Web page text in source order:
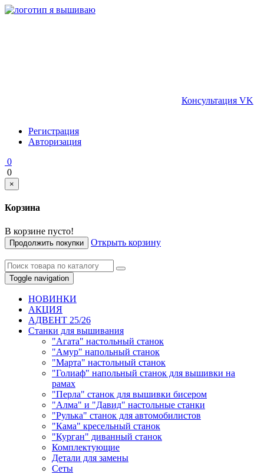
Консультация VK
Регистрация
Авторизация
0
0
×
Корзина
В корзине пусто!
Продолжить покупки Открыть корзину
Toggle navigation
НОВИНКИ
AКЦИЯ
АДВЕНТ 25/26
Станки для вышивания
"Агата" настольный станок
"Амур" напольный станок
"Марта" настольный станок
"Голиаф" напольный станок для вышивки на
рамах
"Перла" станок для вышивки бисером
"Алма" и "Давид" настольные станки
"Рулька" станок для автомобилистов
"Кама" кресельный станок
"Курган" диванный станок
Комплектующие
Детали для замены
Сеты